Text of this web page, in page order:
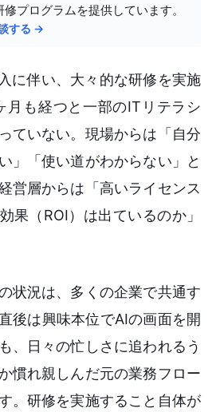
プログラムを提供しています。
する →
に伴い、大々的な研修を実施
月も経つと一部のITリテラシ
ていない。現場からは「自分
」「使い道がわからない」と
営層からは「高いライセンス
果（ROI）は出ているのか」
状況は、多くの企業で共通す
後は興味本位でAIの画面を開
、日々の忙しさに追われるう
慣れ親しんだ元の業務フロー
。研修を実施すること自体が